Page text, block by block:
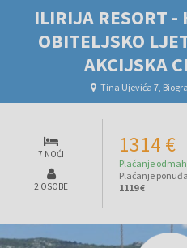
ILIRIJA RESORT -
OBITELJSKO
AKCIJSKA
Tina Ujevića 7,
7 NOĆI
2 OSOBE
1314 €
Plaćanje odmah
Plaćanje
1119 €